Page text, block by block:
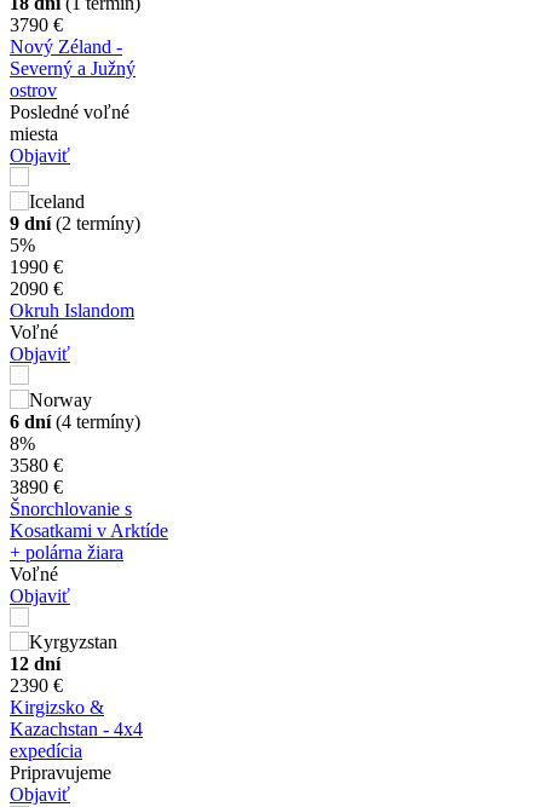
3790 €
Nový Zéland -
Severný a Južný
ostrov
Posledné voľné
miesta
Objaviť
9 dní(2 termíny)
5%
1990 €
2090 €
Okruh Islandom
Voľné
Objaviť
6 dní(4 termíny)
8%
3580 €
3890 €
Šnorchlovanie s
Kosatkami v Arktíde
+ polárna žiara
Voľné
Objaviť
12 dní
2390 €
Kirgizsko &
Kazachstan - 4x4
expedícia
Pripravujeme
Objaviť